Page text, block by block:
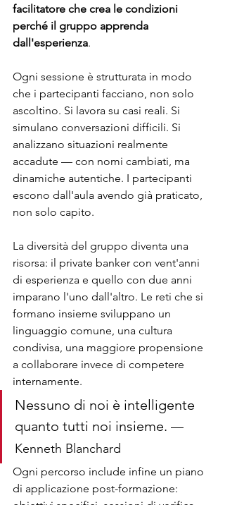
facilitatore che crea le condizioni
perché il gruppo apprenda
dall'esperienza.
Ogni sessione è strutturata in modo
che i partecipanti facciano, non solo
ascoltino. Si lavora su casi reali. Si
simulano conversazioni difficili. Si
analizzano situazioni realmente
accadute — con nomi cambiati, ma
dinamiche autentiche. I partecipanti
escono dall'aula avendo già praticato,
non solo capito.
La diversità del gruppo diventa una
risorsa: il private banker con vent'anni
di esperienza e quello con due anni
imparano l'uno dall'altro. Le reti che si
formano insieme sviluppano un
linguaggio comune, una cultura
condivisa, una maggiore propensione
a collaborare invece di competere
internamente.
Nessuno di noi è intelligente
quanto tutti noi insieme. —
Kenneth Blanchard
Ogni percorso include infine un piano
di applicazione post-formazione: